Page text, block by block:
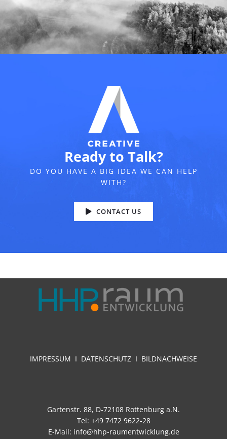
Ready to Talk?
DO YOU HAVE A BIG IDEA WE CAN HELP
WITH?
CONTACT US
IMPRESSUM I DATENSCHUTZ I BILDNACHWEISE
Gartenstr. 88, D-72108 Rottenburg a.N.
Tel: +49 7472 9622-28
E-Mail: info@hhp-raumentwicklung.de